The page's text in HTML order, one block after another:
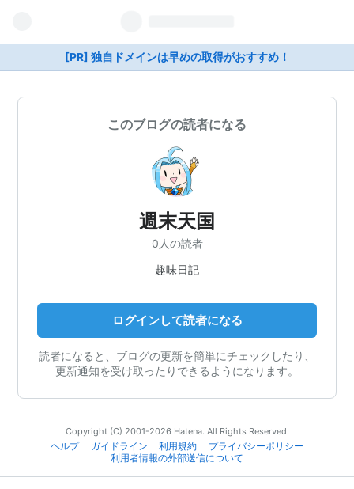
[PR] 独自ドメインは早めの取得がおすすめ！
このブログの読者になる
週末天国
0人の読者
趣味日記
ログインして読者になる
読者になると、ブログの更新を簡単にチェックしたり、
更新通知を受け取ったりできるようになります。
Copyright (C) 2001-2026 Hatena. All Rights Reserved.
ヘルプ
ガイドライン 利用規約
プライバシーポリシー
利用者情報の外部送信について